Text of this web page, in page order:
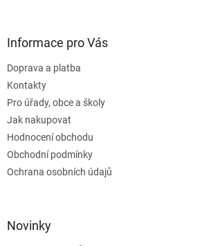
Informace pro Vás
Doprava a platba
Kontakty
Pro úřady, obce a školy
Jak nakupovat
Hodnocení obchodu
Obchodní podmínky
Ochrana osobních údajů
Novinky